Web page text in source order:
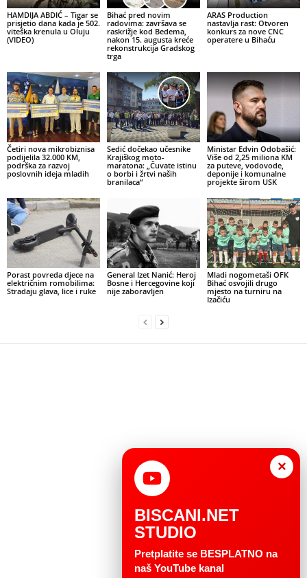
HAMDIJA ABDIĆ – Tigar se
prisjetio dana kada je 502.
viteška krenula u Oluju
(VIDEO)
Bihać pred novim
radovima: završava se
raskrižje kod Bedema,
nakon 15. augusta kreće
rekonstrukcija Gradskog
trga
ARAS Production
nastavlja rast: Otvoren
konkurs za nove CNC
operatere u Bihaću
Četiri nova mikrobiznisa
podijelila 32.000 KM,
podrška za razvoj
poslovnih ideja mladih
Sedić dočekao učesnike
Krajiškog moto-
maratona: „Čuvate istinu
o borbi i žrtvi naših
branilaca“
Ministar Edvin Odobašić:
Više od 2,25 miliona KM
za puteve, vodovode,
deponije i komunalne
projekte širom USK
Porast povreda djece na
električnim romobilima:
Stradaju glava, lice i ruke
General Izet Nanić: Heroj
Bosne i Hercegovine koji
nije zaboravljen
Mladi nogometaši OFK
Bihać osvojili drugo
mjesto na turniru na
Izačiću
×
BISCANI.NET
STUDIO
Pretplatite se BESPLATNO na
naš YouTube kanal